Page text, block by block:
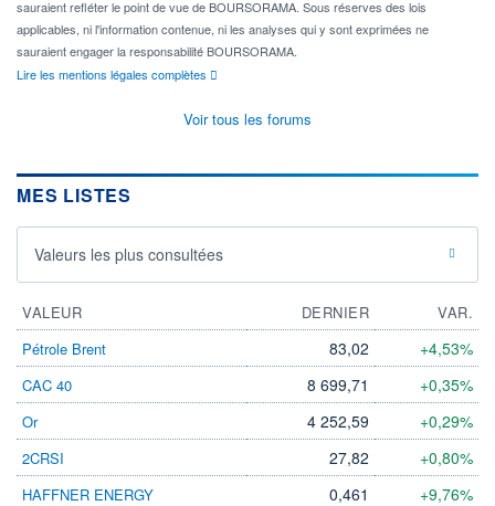
sauraient refléter le point de vue de BOURSORAMA. Sous réserves des lois
applicables, ni l'information contenue, ni les analyses qui y sont exprimées ne
sauraient engager la responsabilité BOURSORAMA.
Lire les mentions légales complètes
Voir tous les forums
MES LISTES
Valeurs les plus consultées
VALEUR DERNIER
VAR.
Pétrole Brent
83,02 +4,53%
CAC 40 8 699,71 +0,35%
Or 4 252,59 +0,29%
2CRSI 27,82 +0,80%
HAFFNER ENERGY 0,461 +9,76%